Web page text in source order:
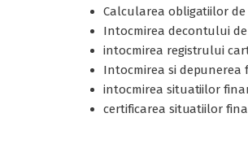
Calcularea obligatiilor
Intocmirea decontului de
intocmirea registrului
Intocmirea si depunerea
intocmirea situatiilor
certificarea situatiilor